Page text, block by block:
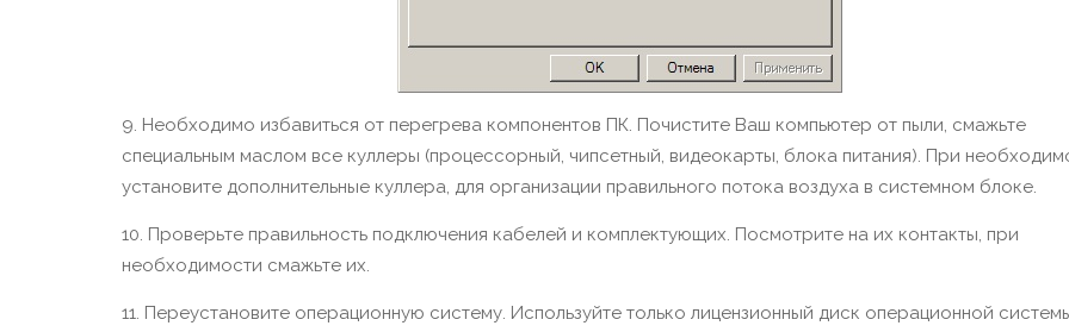
9. Необходимо избавиться от перегрева компонентов ПК. Почистите Ваш компьютер от пыли, смажьте
специальным маслом все куллеры (процессорный, чипсетный, видеокарты, блока питания). При
установите дополнительные куллера, для организации правильного потока воздуха в системном блоке.
10. Проверьте правильность подключения кабелей и комплектующих. Посмотрите на их контакты, при
необходимости смажьте их.
11. Переустановите операционную систему. Используйте только лицензионный диск операционной